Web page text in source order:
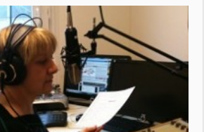
temps
du
23/11